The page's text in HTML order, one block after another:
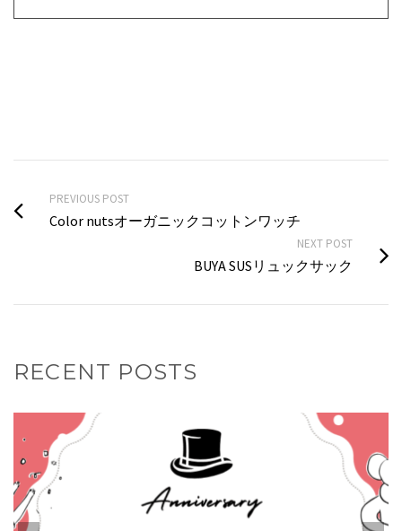
PREVIOUS POST
Color nutsオーガニックコットンワッチ
NEXT POST
BUYA SUSリュックサック
RECENT POSTS